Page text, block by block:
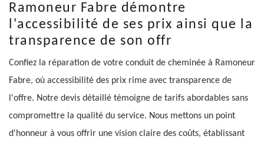
Ramoneur Fabre démontre
l'accessibilité de ses prix ainsi que la
transparence de son offr
Confiez la réparation de votre conduit de cheminée à Ramoneur
Fabre, où accessibilité des prix rime avec transparence de
l'offre. Notre devis détaillé témoigne de tarifs abordables sans
compromettre la qualité du service. Nous mettons un point
d'honneur à vous offrir une vision claire des coûts, établissant